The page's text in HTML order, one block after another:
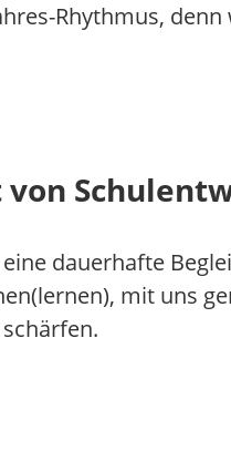
Rhythmus,
dauerhafte
mit uns